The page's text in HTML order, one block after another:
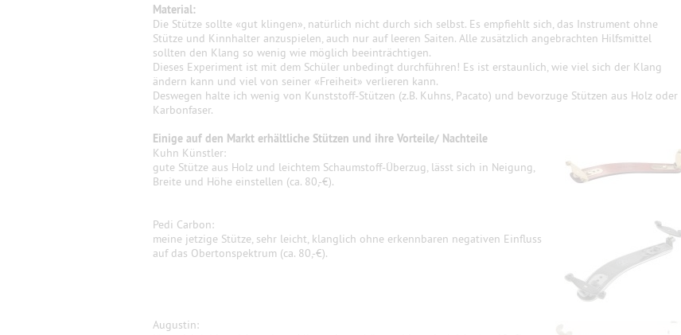
Material:
Die Stütze sollte «gut klingen», natürlich nicht durch sich selbst. Es empfiehlt sich, das Instrument ohne
Stütze und Kinnhalter anzuspielen, auch nur auf leeren Saiten. Alle zusätzlich angebrachten Hilfsmittel
sollten den Klang so wenig wie möglich beeinträchtigen.
Dieses Experiment ist mit dem Schüler unbedingt durchführen! Es ist erstaunlich, wie viel sich der Klang
ändern kann und viel von seiner «Freiheit» verlieren kann.
Deswegen halte ich wenig von Kunststoff-Stützen (z.B. Kuhns, Pacato) und bevorzuge Stützen aus Holz oder
Karbonfaser.
Einige auf den Markt erhältliche Stützen und ihre Vorteile/ Nachteile
Kuhn Künstler:
gute Stütze aus Holz und leichtem Schaumstoff-Überzug, lässt sich in Neigung,
Breite und Höhe einstellen (ca. 80,-€).
Pedi Carbon:
meine jetzige Stütze, sehr leicht, klanglich ohne erkennbaren negativen Einfluss
auf das Obertonspektrum (ca. 80,-€).
Augustin: